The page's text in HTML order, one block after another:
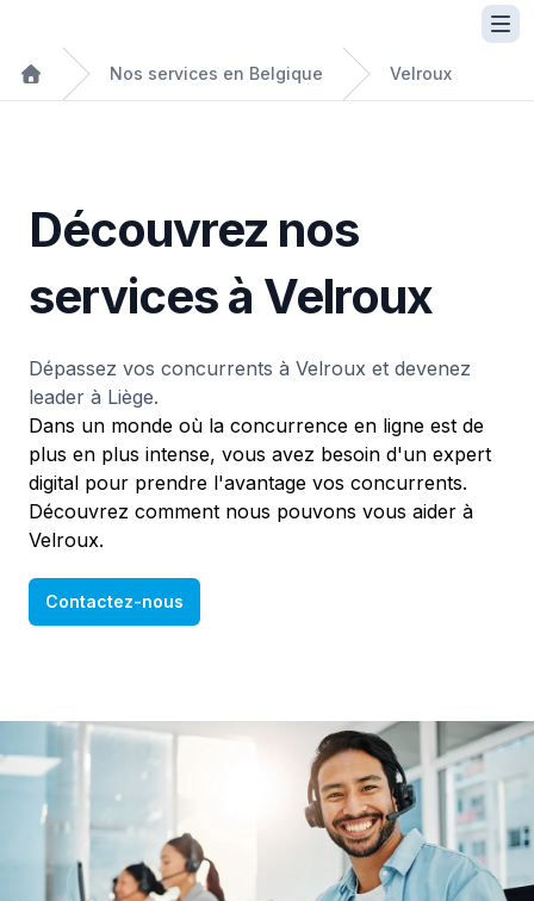
Nos services en Belgique Velroux
Découvrez nos
services à Velroux
Dépassez vos concurrents à Velroux et devenez
leader à Liège.
Dans un monde où la concurrence en ligne est de
plus en plus intense, vous avez besoin d'un expert
digital pour prendre l'avantage vos concurrents.
Découvrez comment nous pouvons vous aider à
Velroux.
Contactez-nous